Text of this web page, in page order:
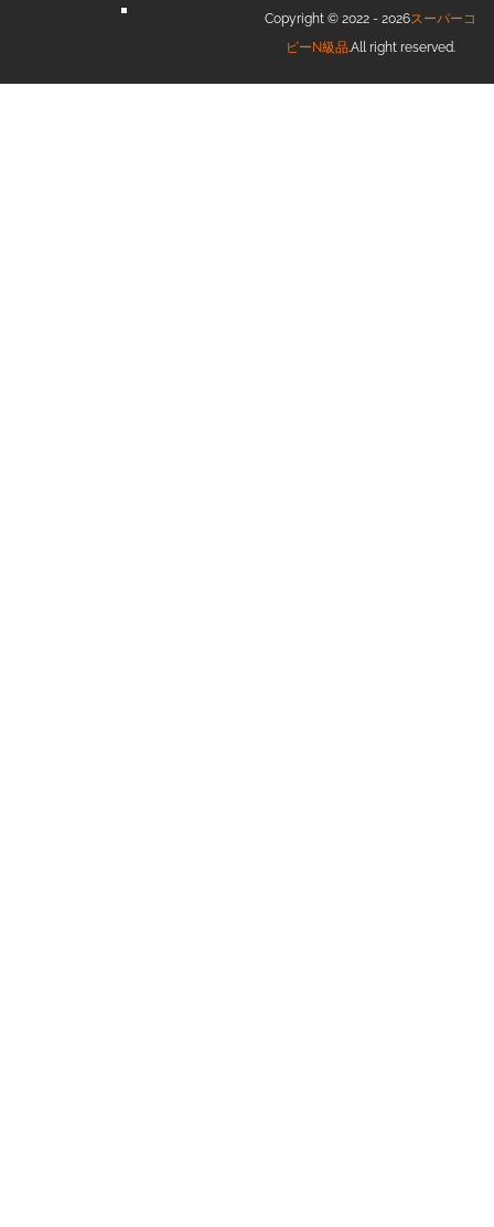
Copyright © 2022 - 2026スーパーコ
ピーN級品.All right reserved.